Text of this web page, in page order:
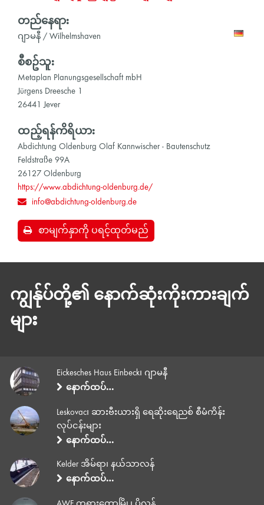
တည်နေရာ:
ဂျာမနီ / Wilhelmshaven
စီစဥ်သူ:
Metaplan Planungsgesellschaft mbH
Jürgens Dreesche 1
26441 Jever
ထည့်ရန်ကိရိယာ:
Abdichtung Oldenburg Olaf Kannwischer - Bautenschutz
Feldstraße 99A
26127 Oldenburg
https://www.abdichtung-oldenburg.de/
info@abdichtung-oldenburg.de
စာမျက်နှာကို ပရင့်ထုတ်မည်
ကျွန်ုပ်တို့၏ နောက်ဆုံးကိုးကားချက်
များ
Eickesches Haus Einbeck၊ ဂျာမနီ
နောက်ထပ်…
Leskovac၊ ဆားဗီးယားရှိ ရေဆိုးရေညစ် စီမံကိန်း
လုပ်ငန်းများ
နောက်ထပ်…
Kelder အိမ်ရာ၊ နယ်သာလန်
နောက်ထပ်…